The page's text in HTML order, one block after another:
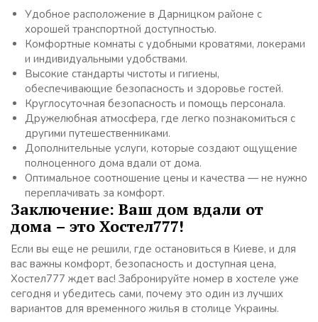
Удобное расположение в Дарницком районе с
хорошей транспортной доступностью.
Комфортные комнаты с удобными кроватями, локерами
и индивидуальными удобствами.
Высокие стандарты чистоты и гигиены,
обеспечивающие безопасность и здоровье гостей.
Круглосуточная безопасность и помощь персонала.
Дружелюбная атмосфера, где легко познакомиться с
другими путешественниками.
Дополнительные услуги, которые создают ощущение
полноценного дома вдали от дома.
Оптимальное соотношение цены и качества — не нужно
переплачивать за комфорт.
Заключение: Ваш дом вдали от
дома – это Хостел777!
Если вы еще не решили, где остановиться в Киеве, и для
вас важны комфорт, безопасность и доступная цена,
Хостел777 ждет вас! Забронируйте номер в хостеле уже
сегодня и убедитесь сами, почему это один из лучших
вариантов для временного жилья в столице Украины.